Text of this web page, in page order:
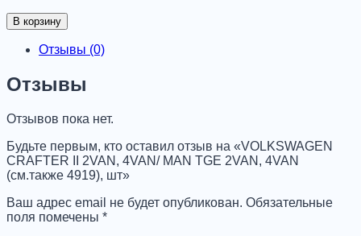
Количество
товара
VOLKSWAGEN
II
2VAN,
MAN
2VAN,
4VAN
(см.также
шт
В корзину
Отзывы (0)
Отзывы
Отзывов пока нет.
Будьте первым, кто оставил отзыв на «VOLKSWAGEN
CRAFTER II 2VAN, 4VAN/ MAN TGE 2VAN, 4VAN
(см.также 4919), шт»
Ваш адрес email не будет опубликован. Обязательные
поля помечены *